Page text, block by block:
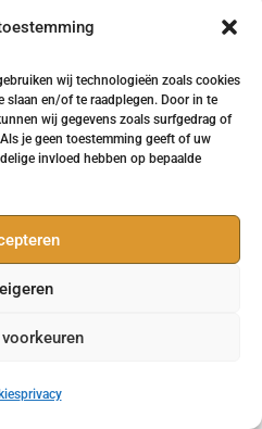
wij technologieën zoals cookies
slaan en/of te raadplegen. Door in te
wij gegevens zoals surfgedrag of
je geen toestemming geeft of uw
invloed hebben op bepaalde
privacy
Huizum West -
Brand Survivors